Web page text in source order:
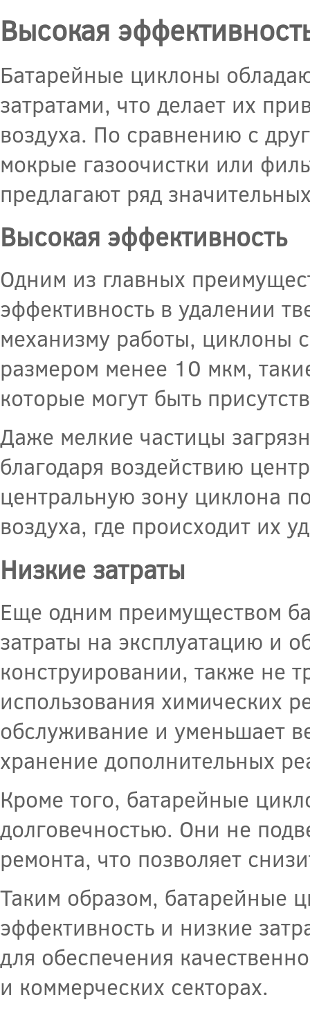
Высокая
Батарейные циклоны
затратами, что делает их
воздуха. По сравнению с
мокрые газоочистки или
предлагают ряд
Высокая эффективность
Одним из главных
эффективность в удалении
механизму работы, циклоны
размером менее 10 мкм,
которые могут быть
Даже мелкие частицы
благодаря воздействию
центральную зону циклона
воздуха, где происходит их
Низкие затраты
Еще одним преимуществом
затраты на эксплуатацию и
конструировании, также не
использования химических
обслуживание и уменьшает
хранение дополнительных
Кроме того, батарейные
долговечностью. Они не
ремонта, что позволяет
Таким образом, батарейные
эффективность и низкие
для обеспечения
и коммерческих секторах.